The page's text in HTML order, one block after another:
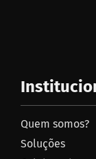
Quem somos?
Soluções